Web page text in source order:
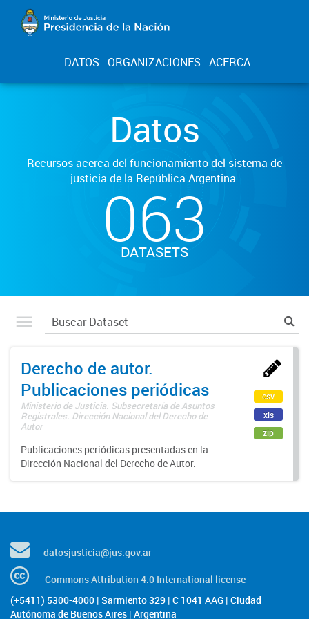
DATOS ORGANIZACIONES ACERCA
Datos
Recursos acerca del funcionamiento del sistema de
justicia de la República Argentina.
063
DATASETS
Derecho de autor.
Publicaciones periódicas
Ministerio de Justicia. Subsecretaría de Asuntos
Registrales. Dirección Nacional del Derecho de
Autor
Publicaciones periódicas presentadas en la
Dirección Nacional del Derecho de Autor.
csv
xls
zip
datosjusticia@jus.gov.ar
Commons Attribution 4.0 International license
(+5411) 5300-4000 | Sarmiento 329 | C 1041 AAG | Ciudad
Autónoma de Buenos Aires | Argentina